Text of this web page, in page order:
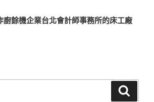
廚餘機企業台北會計師事務所的床工廠